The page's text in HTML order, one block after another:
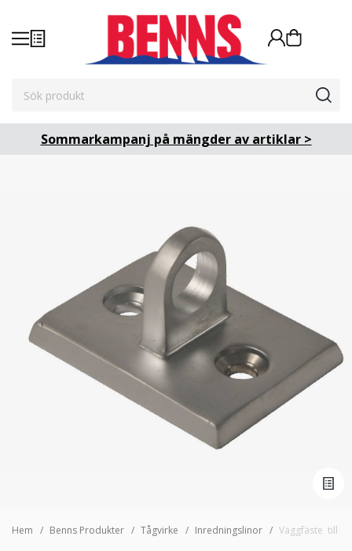
Sommarkampanj på mängder av artiklar >
Hem Benns Produkter Tågvirke Inredningslinor Väggfäste till